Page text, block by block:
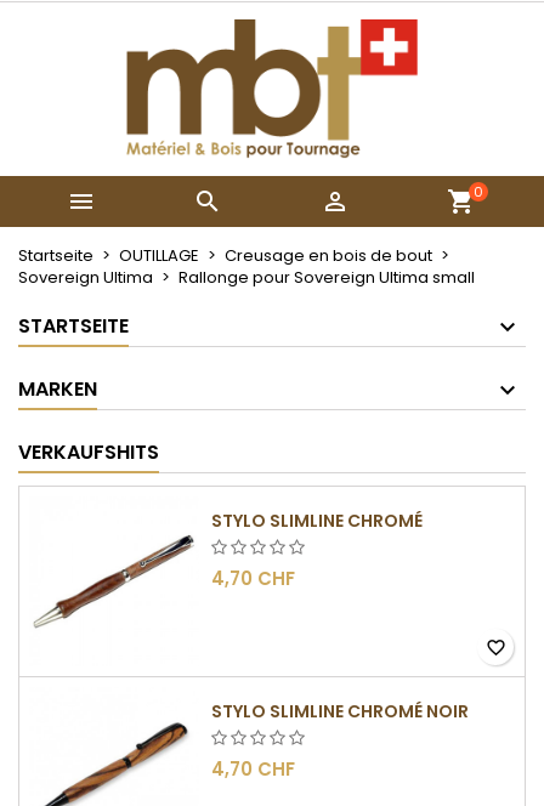
   0
Startseite OUTILLAGE
Creusage en bois de bout
Sovereign Ultima
Rallonge pour Sovereign Ultima small
STARTSEITE
MARKEN
VERKAUFSHITS
STYLO SLIMLINE CHROMÉ
4,70 CHF
favorite_border
STYLO SLIMLINE CHROMÉ NOIR
4,70 CHF
My wishlists
Wunschliste erstellen
Anmelden
Sie müssen angemeldet sein, um Artikel Ihrer
Wunschliste hinzufügen zu können.
Abbrechen Anmelden